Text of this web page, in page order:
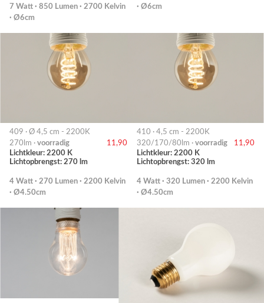
7 Watt · 850 Lumen · 2700 Kelvin
· Ø6cm
· Ø6cm
409 · Ø 4,5 cm - 2200K
270lm · voorradig
11,90
Lichtkleur: 2200 K
Lichtopbrengst: 270 lm
4 Watt · 270 Lumen · 2200 Kelvin
· Ø4.50cm
410 · 4,5 cm - 2200K
320/170/80lm · voorradig
11,90
Lichtkleur: 2200 K
Lichtopbrengst: 320 lm
4 Watt · 320 Lumen · 2200 Kelvin
· Ø4.50cm